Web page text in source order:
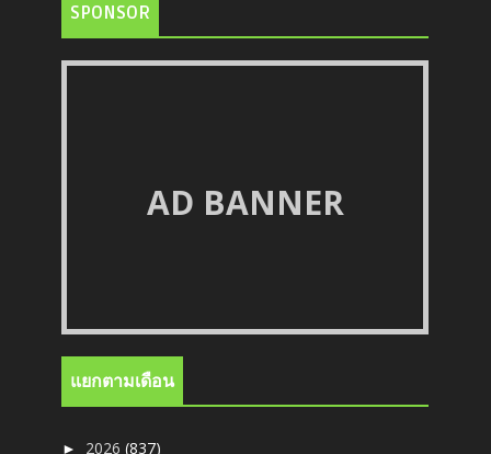
SPONSOR
AD BANNER
แยกตามเดือน
► 2026(837)